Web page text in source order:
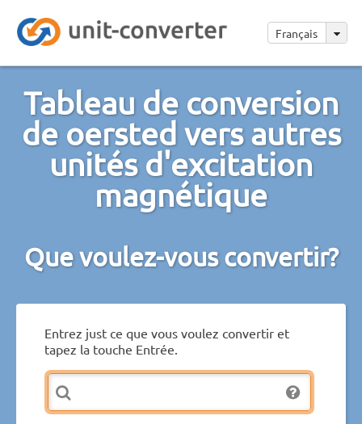
Français
Tableau de conversion
de oersted vers autres
unités d'excitation
magnétique
Que voulez-vous convertir?
Entrez just ce que vous voulez convertir et
tapez la touche Entrée.